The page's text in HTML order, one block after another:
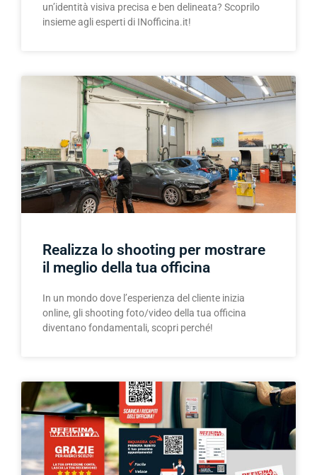
un’identità visiva precisa e ben delineata? Scoprilo
insieme agli esperti di INofficina.it!
Realizza lo shooting per mostrare
il meglio della tua officina
In un mondo dove l’esperienza del cliente inizia
online, gli shooting foto/video della tua officina
diventano fondamentali, scopri perché!